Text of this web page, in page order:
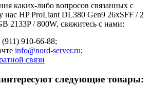
каких-либо вопросов связанных с
нас HP ProLiant DL380 Gen9 26xSFF / 2
2133P / 800W, свяжитесь с нами:
910-66-88;
info@nord-server.ru;
связи
следующие товары: